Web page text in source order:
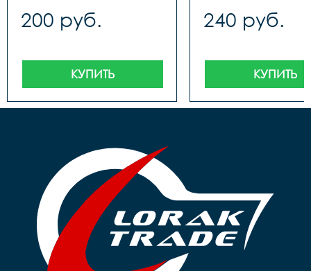
200 руб.
КУПИТЬ
240 руб.
КУПИТЬ